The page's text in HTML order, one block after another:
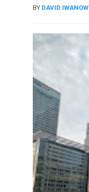
BY DAVID IWANOW